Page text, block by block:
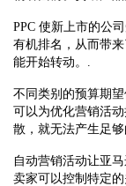
PPC 使新上市的公
有机排名，从而带
能开始转动。.
不同类别的预算期
可以为优化营销活
散，就无法产生足
自动营销活动让亚
卖家可以控制特定